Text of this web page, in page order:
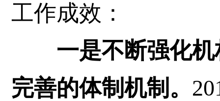
工作成效：
一是不断强化
完善的体制机制。